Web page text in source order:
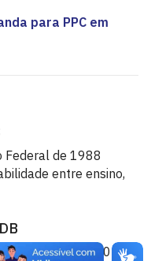
para PPC em
Federal de 1988
entre ensino,
lei nº 9.394, de 20 de